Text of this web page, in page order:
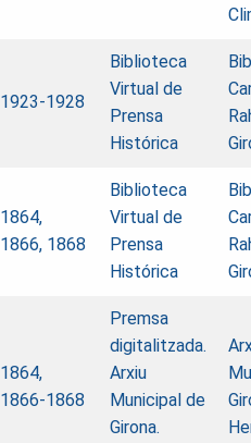
1923-1928
Biblioteca
Virtual de
Prensa
Histórica
1864,
1866, 1868
Biblioteca
Virtual de
Prensa
Histórica
1864,
1866-1868
Premsa
digitalitzada.
Arxiu
Municipal de
Girona.